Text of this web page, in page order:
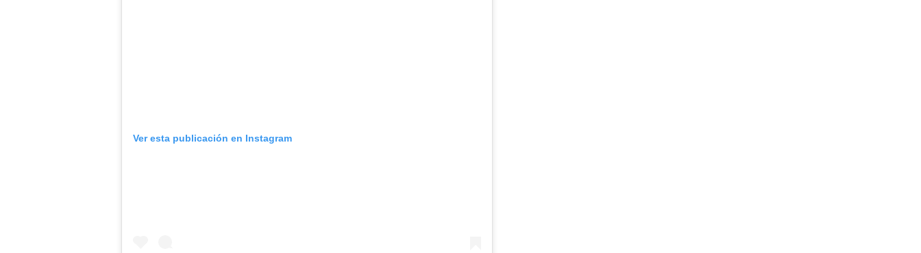
Ver esta publicación en Instagram